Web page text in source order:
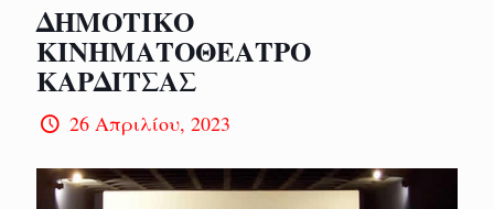
ΔΗΜΟΤΙΚΟ
ΚΙΝΗΜΑΤΟΘΕΑΤΡΟ
ΚΑΡΔΙΤΣΑΣ
26 Απριλίου, 2023